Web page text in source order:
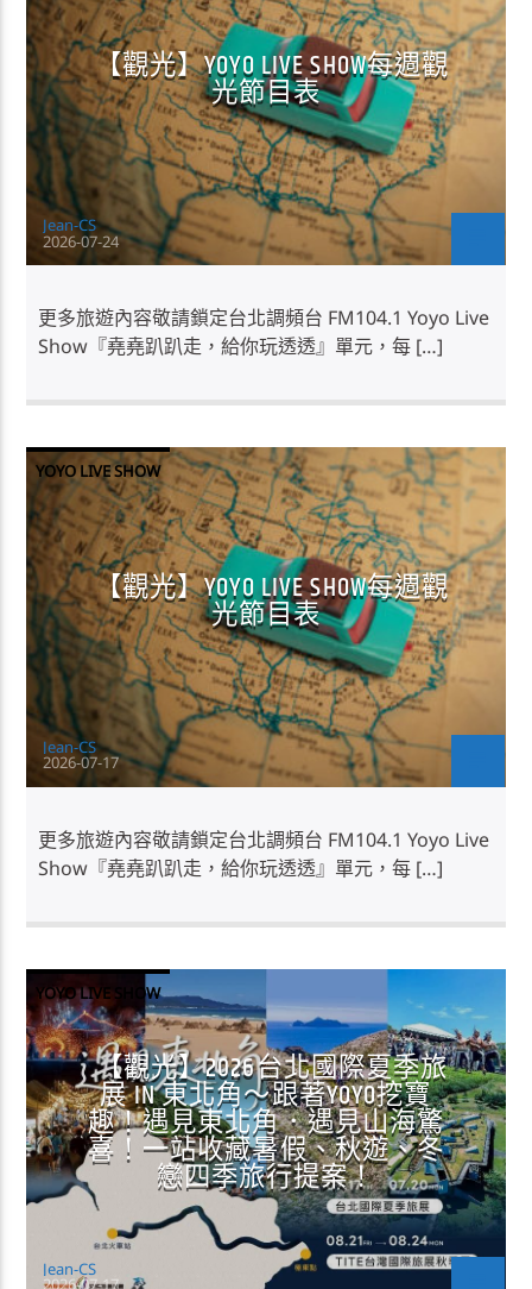
【觀光】YOYO LIVE SHOW每週觀
光節目表
Jean-CS
2026-07-24
更多旅遊內容敬請鎖定台北調頻台 FM104.1 Yoyo Live
Show『堯堯趴趴走，給你玩透透』單元，每 […]
YOYO LIVE SHOW
【觀光】YOYO LIVE SHOW每週觀
光節目表
Jean-CS
2026-07-17
更多旅遊內容敬請鎖定台北調頻台 FM104.1 Yoyo Live
Show『堯堯趴趴走，給你玩透透』單元，每 […]
YOYO LIVE SHOW
【觀光】2026台北國際夏季旅
展 IN 東北角～跟著YOYO挖寶
趣！遇見東北角．遇見山海驚
喜！一站收藏暑假、秋遊、冬
戀四季旅行提案！
Jean-CS
2026-07-17